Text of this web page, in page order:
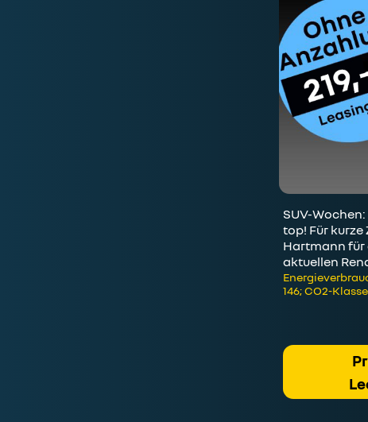
SUV-
top! Für
Hartmann für
aktuellen
146; CO2-